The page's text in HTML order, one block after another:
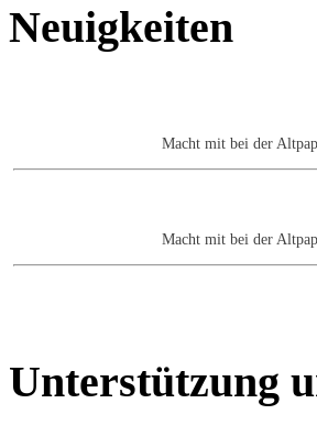
Neuigkeiten
Macht mit bei der
Macht mit bei der
Unterstützung